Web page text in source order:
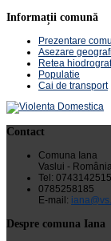
Informații comună
Prezentare
Asezare
Retea
Populatie
Cai de transport
Contact
Comuna Iana
Vaslui -
Tel:
0785258185
E-mail:
Despre comuna Iana